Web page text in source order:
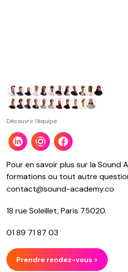
Découvrir l'équipe
Pour en savoir plus sur la Sound
formations ou tout autre
contact@sound-academy.co
18 rue Soleillet, Paris 75020.
01 89 71 87 03
Prendre rendez-vous >